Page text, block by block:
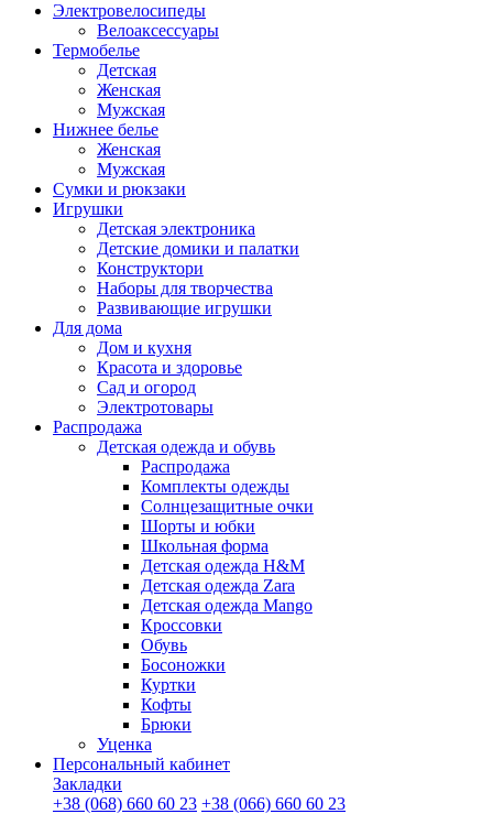
Электровелосипеды
Велоаксессуары
Термобелье
Детская
Женская
Мужская
Нижнее белье
Женская
Мужская
Сумки и рюкзаки
Игрушки
Детская электроника
Детские домики и палатки
Конструктори
Наборы для творчества
Развивающие игрушки
Для дома
Дом и кухня
Красота и здоровье
Сад и огород
Электротовары
Распродажа
Детская одежда и обувь
Распродажа
Комплекты одежды
Солнцезащитные очки
Шорты и юбки
Школьная форма
Детская одежда H&M
Детская одежда Zara
Детская одежда Mango
Кроссовки
Обувь
Босоножки
Куртки
Кофты
Брюки
Уценка
Персональный кабинет
Закладки
+38 (068) 660 60 23 +38 (066) 660 60 23